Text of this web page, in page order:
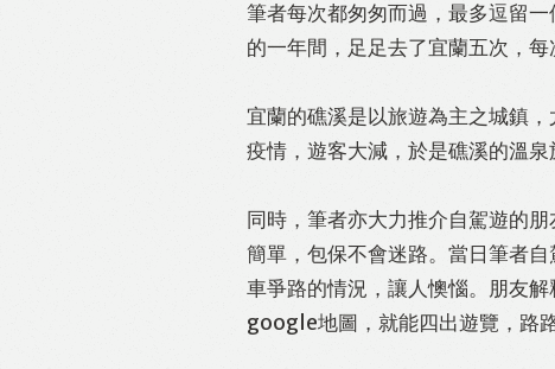
Like
筆者每次都匆匆而過，最多逗留
的一年間，足足去了宜蘭五次，每
宜蘭的礁溪是以旅遊為主之城鎮
疫情，遊客大減，於是礁溪的溫
同時，筆者亦大力推介自駕遊的
簡單，包保不會迷路。當日筆者
車爭路的情況，讓人懊惱。朋友
google地圖，就能四出遊覽，路路